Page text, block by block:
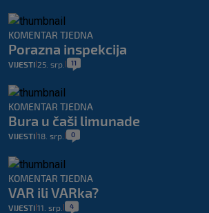
KOMENTAR TJEDNA
Porazna inspekcija
VIJESTI 25. srp. 11
KOMENTAR TJEDNA
Bura u čaši limunade
VIJESTI 18. srp. 0
KOMENTAR TJEDNA
VAR ili VARka?
VIJESTI 11. srp. 4